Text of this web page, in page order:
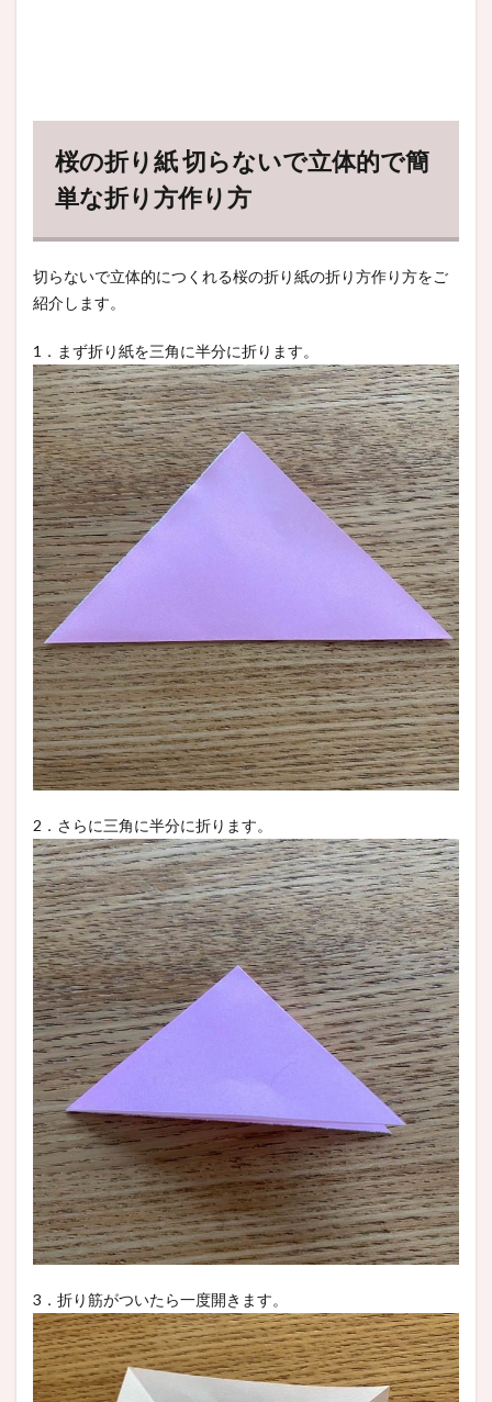
桜の折り紙 切らないで立体的で簡
単な折り方作り方
切らないで立体的につくれる桜の折り紙の折り方作り方をご
紹介します。
1．まず折り紙を三角に半分に折ります。
2．さらに三角に半分に折ります。
3．折り筋がついたら一度開きます。